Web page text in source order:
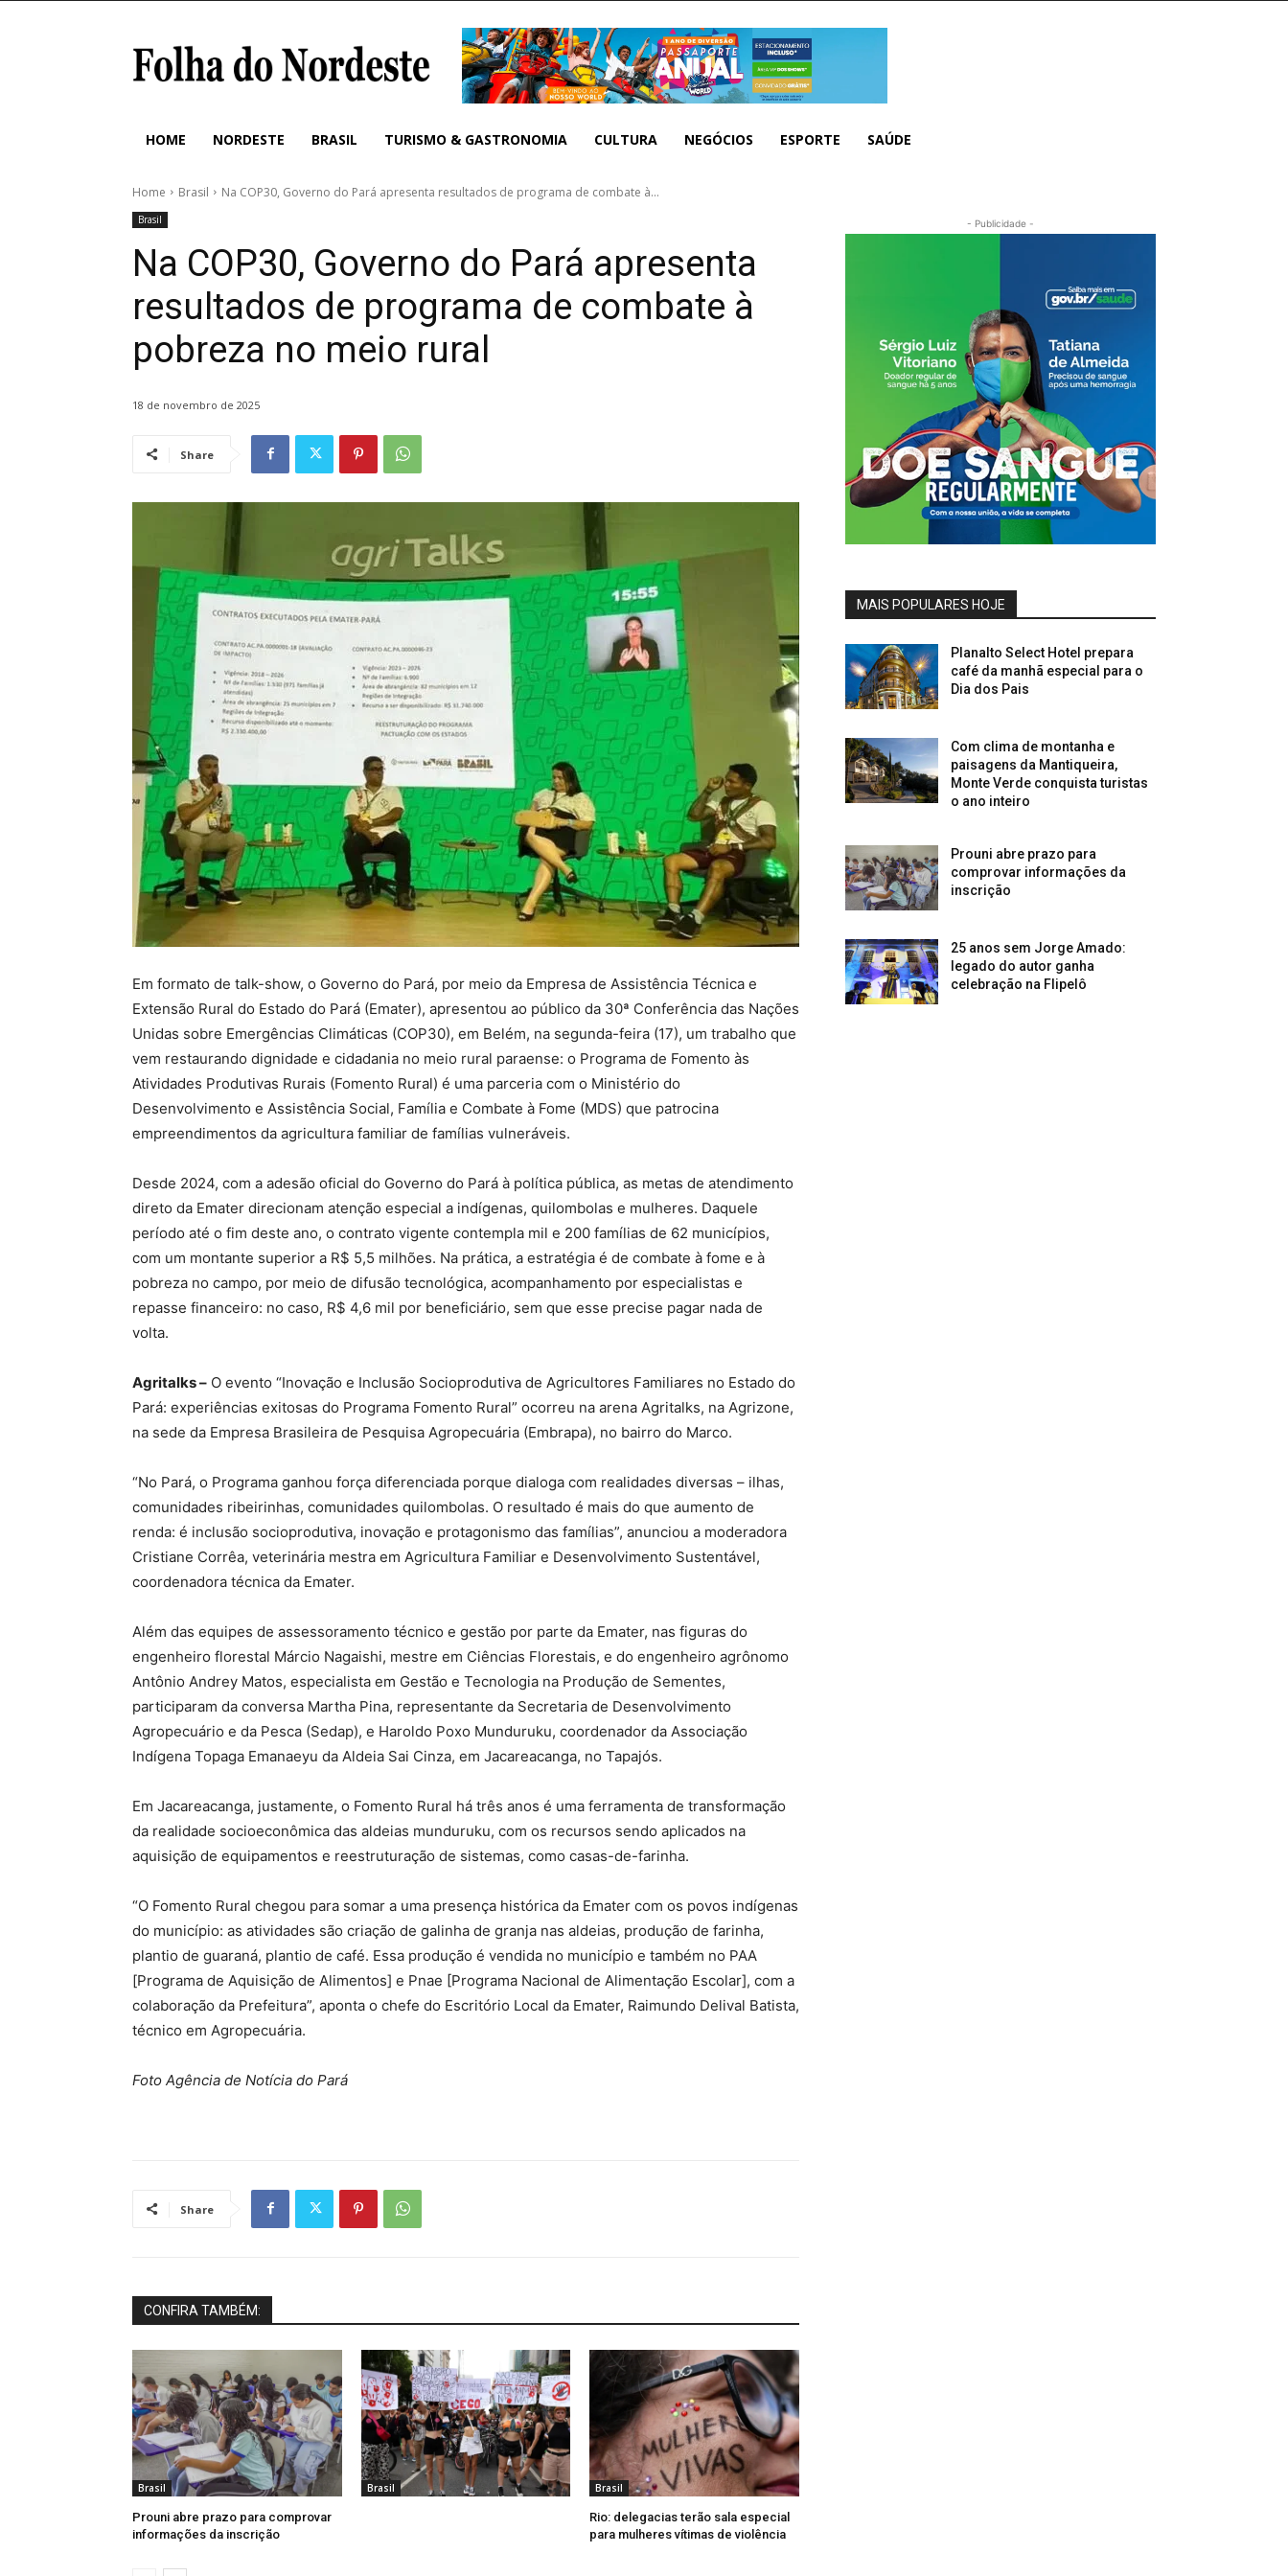
HOME NORDESTE BRASIL TURISMO & GASTRONOMIA CULTURA NEGÓCIOS ESPORTE SAÚDE
Home Brasil Na COP30, Governo do Pará apresenta resultados de programa de combate à...
Brasil
Na COP30, Governo do Pará apresenta
resultados de programa de combate à
pobreza no meio rural
18 de novembro de 2025
Share
Em formato de talk-show, o Governo do Pará, por meio da Empresa de Assistência Técnica e
Extensão Rural do Estado do Pará (Emater), apresentou ao público da 30ª Conferência das Nações
Unidas sobre Emergências Climáticas (COP30), em Belém, na segunda-feira (17), um trabalho que
vem restaurando dignidade e cidadania no meio rural paraense: o Programa de Fomento às
Atividades Produtivas Rurais (Fomento Rural) é uma parceria com o Ministério do
Desenvolvimento e Assistência Social, Família e Combate à Fome (MDS) que patrocina
empreendimentos da agricultura familiar de famílias vulneráveis.
Desde 2024, com a adesão oficial do Governo do Pará à política pública, as metas de atendimento
direto da Emater direcionam atenção especial a indígenas, quilombolas e mulheres. Daquele
período até o fim deste ano, o contrato vigente contempla mil e 200 famílias de 62 municípios,
com um montante superior a R$ 5,5 milhões. Na prática, a estratégia é de combate à fome e à
pobreza no campo, por meio de difusão tecnológica, acompanhamento por especialistas e
repasse financeiro: no caso, R$ 4,6 mil por beneficiário, sem que esse precise pagar nada de
volta.
Agritalks – O evento “Inovação e Inclusão Socioprodutiva de Agricultores Familiares no Estado do
Pará: experiências exitosas do Programa Fomento Rural” ocorreu na arena Agritalks, na Agrizone,
na sede da Empresa Brasileira de Pesquisa Agropecuária (Embrapa), no bairro do Marco.
“No Pará, o Programa ganhou força diferenciada porque dialoga com realidades diversas – ilhas,
comunidades ribeirinhas, comunidades quilombolas. O resultado é mais do que aumento de
renda: é inclusão socioprodutiva, inovação e protagonismo das famílias”, anunciou a moderadora
Cristiane Corrêa, veterinária mestra em Agricultura Familiar e Desenvolvimento Sustentável,
coordenadora técnica da Emater.
Além das equipes de assessoramento técnico e gestão por parte da Emater, nas figuras do
engenheiro florestal Márcio Nagaishi, mestre em Ciências Florestais, e do engenheiro agrônomo
Antônio Andrey Matos, especialista em Gestão e Tecnologia na Produção de Sementes,
participaram da conversa Martha Pina, representante da Secretaria de Desenvolvimento
Agropecuário e da Pesca (Sedap), e Haroldo Poxo Munduruku, coordenador da Associação
Indígena Topaga Emanaeyu da Aldeia Sai Cinza, em Jacareacanga, no Tapajós.
Em Jacareacanga, justamente, o Fomento Rural há três anos é uma ferramenta de transformação
da realidade socioeconômica das aldeias munduruku, com os recursos sendo aplicados na
aquisição de equipamentos e reestruturação de sistemas, como casas-de-farinha.
“O Fomento Rural chegou para somar a uma presença histórica da Emater com os povos indígenas
do município: as atividades são criação de galinha de granja nas aldeias, produção de farinha,
plantio de guaraná, plantio de café. Essa produção é vendida no município e também no PAA
[Programa de Aquisição de Alimentos] e Pnae [Programa Nacional de Alimentação Escolar], com a
colaboração da Prefeitura”, aponta o chefe do Escritório Local da Emater, Raimundo Delival Batista,
técnico em Agropecuária.
Foto Agência de Notícia do Pará
Share
CONFIRA TAMBÉM:
Brasil
Prouni abre prazo para comprovar
informações da inscrição
Brasil Brasil
Rio: delegacias terão sala especial
para mulheres vítimas de violência
- Publicidade -
MAIS POPULARES HOJE
Planalto Select Hotel prepara
café da manhã especial para o
Dia dos Pais
Com clima de montanha e
paisagens da Mantiqueira,
Monte Verde conquista turistas
o ano inteiro
Prouni abre prazo para
comprovar informações da
inscrição
25 anos sem Jorge Amado:
legado do autor ganha
celebração na Flipelô